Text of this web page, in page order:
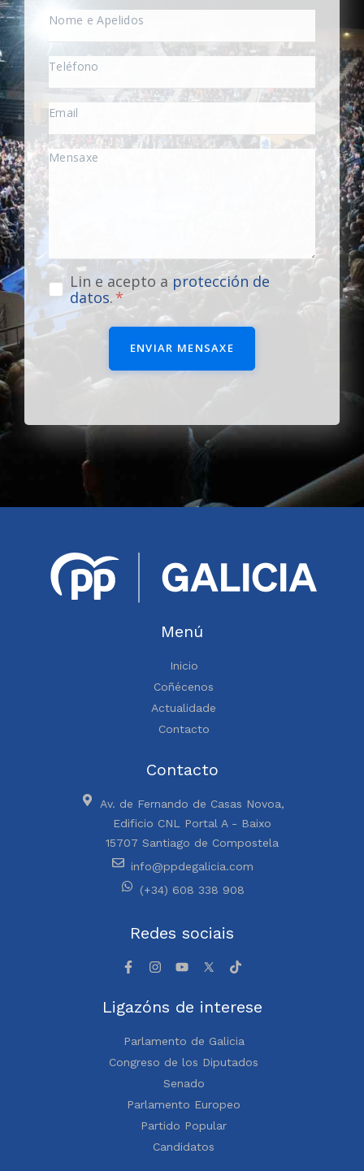
Lin e acepto a protección de
datos.
ENVIAR MENSAXE
Menú
Inicio
Coñécenos
Actualidade
Contacto
Contacto
Av. de Fernando de Casas Novoa,
Edificio CNL Portal A - Baixo
15707 Santiago de Compostela
info@ppdegalicia.com
(+34) 608 338 908
Redes sociais
Ligazóns de interese
Parlamento de Galicia
Congreso de los Diputados
Senado
Parlamento Europeo
Partido Popular
Candidatos